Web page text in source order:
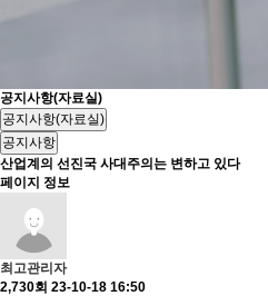
공지사항(자료실)
공지사항(자료실)
공지사항
산업계의 선진국 사대주의는 변하고 있다
페이지 정보
최고관리자
2,730회 23-10-18 16:50